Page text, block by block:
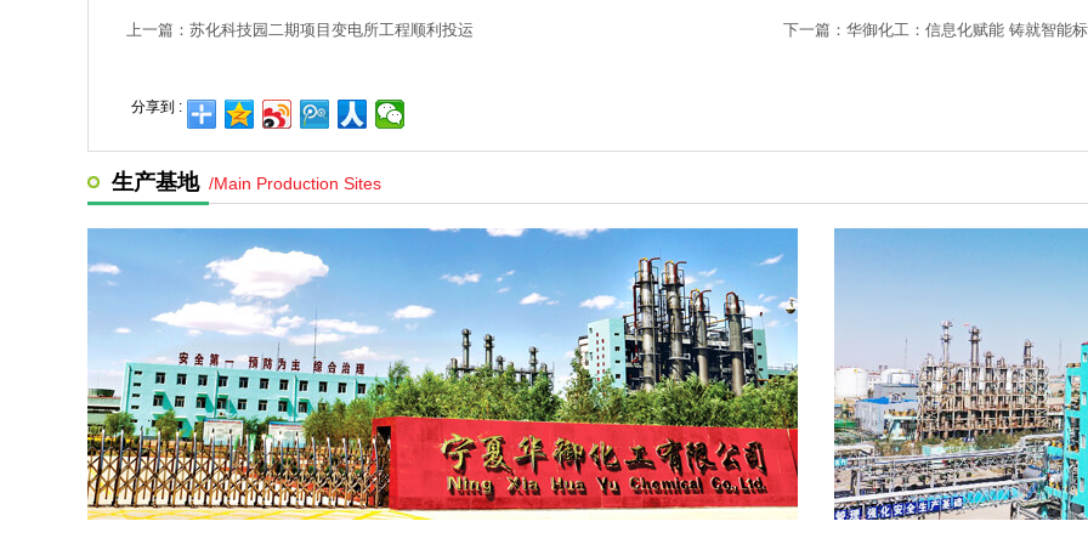
上一篇： 苏化科技园二期项目变电所工程顺利投运 下一篇： 华御化工：信息化赋能 铸就智能
分享到 :
生产基地 /Main Production Sites